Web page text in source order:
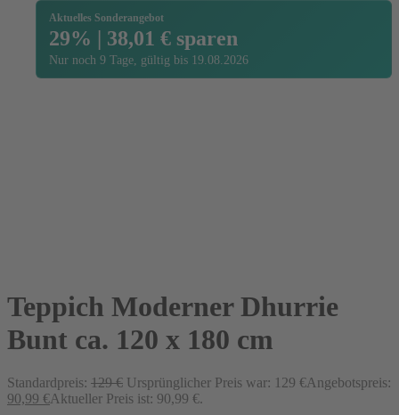
Aktuelles Sonderangebot
29% | 38,01 € sparen
Nur noch 9 Tage, gültig bis 19.08.2026
Teppich Moderner Dhurrie
Bunt ca. 120 x 180 cm
Standardpreis: 129€ Ursprünglicher Preis war: 129 €Angebotspreis:
90,99 €Aktueller Preis ist: 90,99 €.